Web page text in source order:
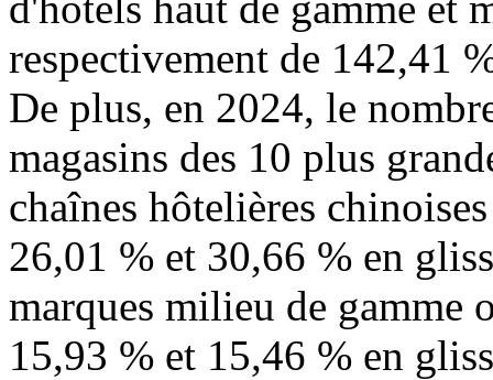
respectivement de 142,41
De plus, en 2024, le
magasins des 10 plus
chaînes hôtelières
26,01 % et 30,66 % en
marques milieu de gamme
15,93 % et 15,46 % en